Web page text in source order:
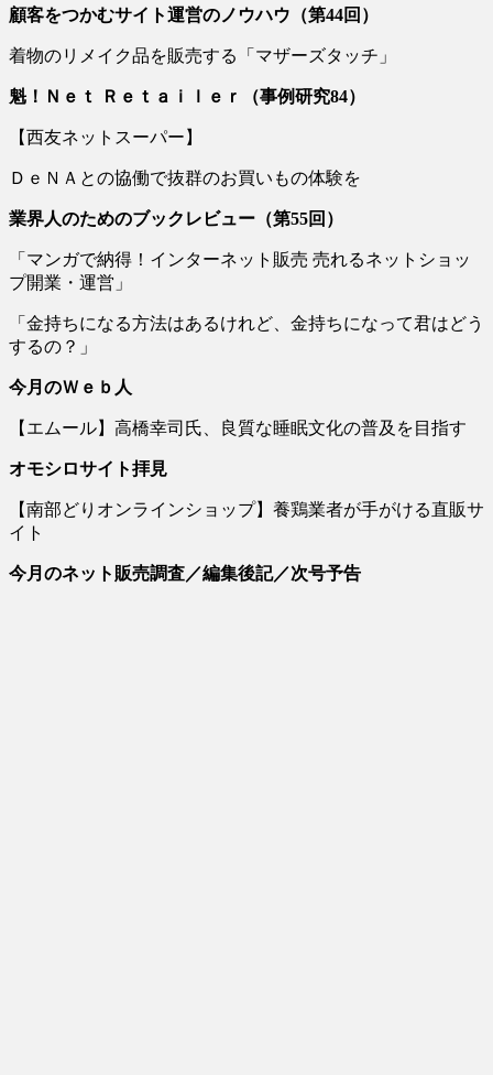
顧客をつかむサイト運営のノウハウ（第44回）
着物のリメイク品を販売する「マザーズタッチ」
魁！Ｎｅｔ Ｒｅｔａｉｌｅｒ（事例研究84）
【西友ネットスーパー】
ＤｅＮＡとの協働で抜群のお買いもの体験を
業界人のためのブックレビュー（第55回）
「マンガで納得！インターネット販売 売れるネットショッ
プ開業・運営」
「金持ちになる方法はあるけれど、金持ちになって君はどう
するの？」
今月のＷｅｂ人
【エムール】高橋幸司氏、良質な睡眠文化の普及を目指す
オモシロサイト拝見
【南部どりオンラインショップ】養鶏業者が手がける直販サ
イト
今月のネット販売調査／編集後記／次号予告